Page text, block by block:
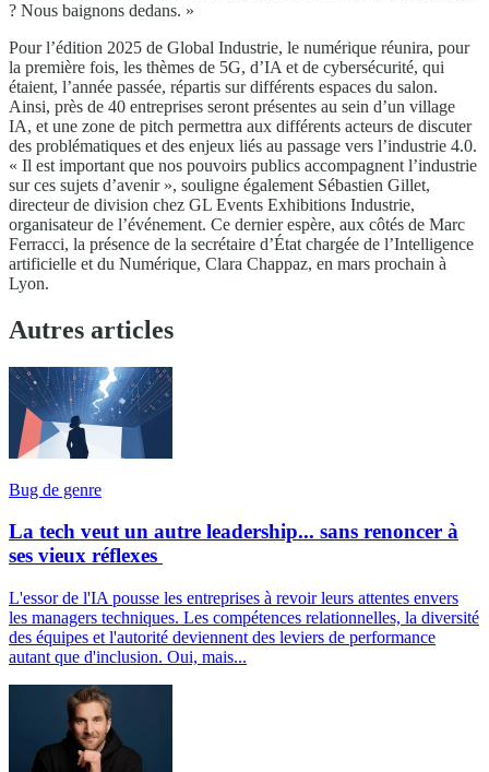
? Nous baignons dedans. »
Pour l’édition 2025 de Global Industrie, le numérique réunira, pour
la première fois, les thèmes de 5G, d’IA et de cybersécurité, qui
étaient, l’année passée, répartis sur différents espaces du salon.
Ainsi, près de 40 entreprises seront présentes au sein d’un village
IA, et une zone de pitch permettra aux différents acteurs de discuter
des problématiques et des enjeux liés au passage vers l’industrie 4.0.
« Il est important que nos pouvoirs publics accompagnent l’industrie
sur ces sujets d’avenir », souligne également Sébastien Gillet,
directeur de division chez GL Events Exhibitions Industrie,
organisateur de l’événement. Ce dernier espère, aux côtés de Marc
Ferracci, la présence de la secrétaire d’État chargée de l’Intelligence
artificielle et du Numérique, Clara Chappaz, en mars prochain à
Lyon.
Autres articles
Bug de genre
La tech veut un autre leadership... sans renoncer à
ses vieux réflexes
L'essor de l'IA pousse les entreprises à revoir leurs attentes envers
les managers techniques. Les compétences relationnelles, la diversité
des équipes et l'autorité deviennent des leviers de performance
autant que d'inclusion. Oui, mais...